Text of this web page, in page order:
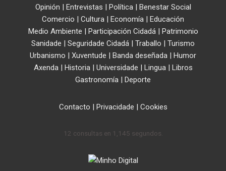
Opinión | Entrevistas | Política| Benestar Social
Comercio | Cultura | Economía | Educación
Medio Ambiente | Participación Cidadá| Patrimonio
Sanidade | Seguridade Cidadá | Traballo | Turismo
Urbanismo | Xuventude | Banda deseñada | Humor
Axenda| Historia| Universidade | Lingua| Libros
Gastronomía | Deporte
Contacto | Privacidade | Cookies
12 consultas en 1,145 segundos.